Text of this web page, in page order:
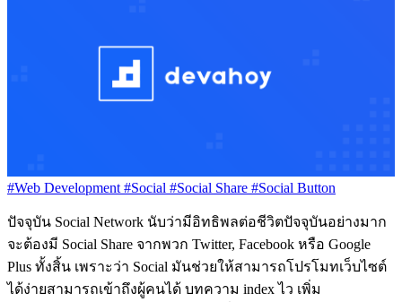
#Web Development #Social #Social Share #Social Button
ปัจจุบัน Social Network นับว่ามีอิทธิพลต่อชีวิตปัจจุบันอย่างมาก
จะต้องมี Social Share จากพวก Twitter, Facebook หรือ Google
Plus ทั้งสิ้น เพราะว่า Social มันช่วยให้สามารถโปรโมทเว็บไซต์
ได้ง่ายสามารถเข้าถึงผู้คนได้ บทความ index ไว เพิ่ม